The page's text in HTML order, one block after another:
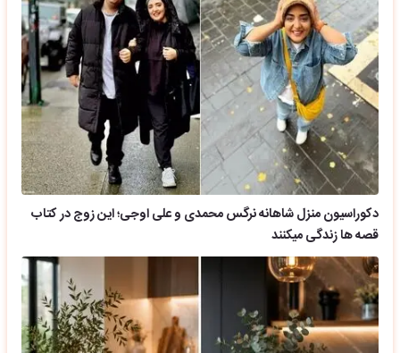
دکوراسیون منزل شاهانه نرگس محمدی و علی اوجی؛ این زوج در کتاب
قصه ها زندگی میکنند